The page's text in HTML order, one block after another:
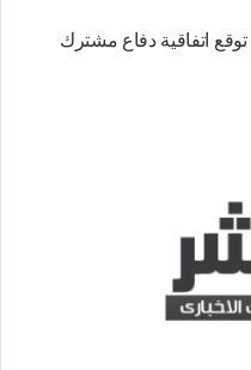
توقع اتفاقية دفاع مشترك